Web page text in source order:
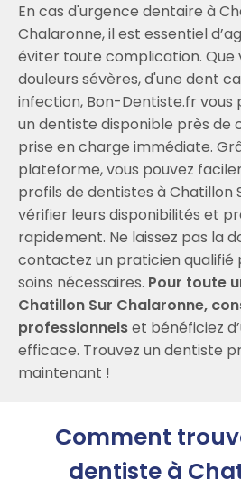
En cas d'urgence dentaire à
Chalaronne, il est essentiel
éviter toute complication. Que
douleurs sévères, d'une dent
infection, Bon-Dentiste.fr
un dentiste disponible près de
prise en charge immédiate.
plateforme, vous pouvez
profils de dentistes à Chatillon
vérifier leurs disponibilités et
rapidement. Ne laissez pas la
contactez un praticien qualifié
soins nécessaires. Pour toute
Chatillon Sur Chalaronne,
professionnelset bénéficiez
efficace. Trouvez un dentiste
maintenant !
Comment
dentiste à